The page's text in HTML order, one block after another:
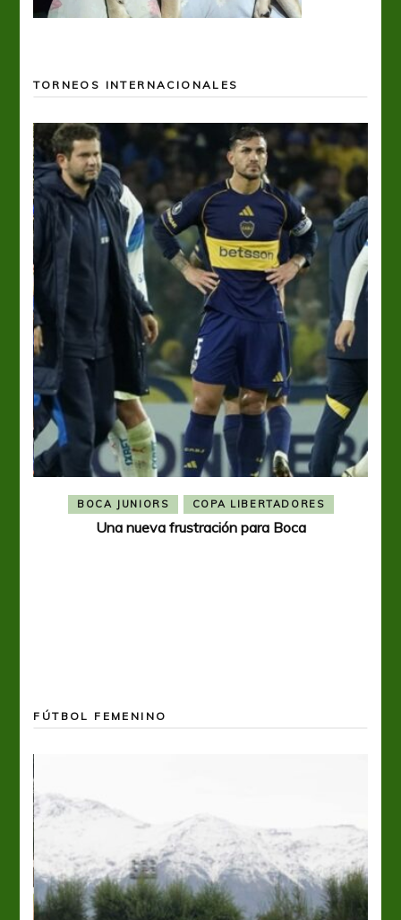
TORNEOS INTERNACIONALES
BOCA JUNIORS COPA LIBERTADORES
Una nueva frustración para Boca
FÚTBOL FEMENINO